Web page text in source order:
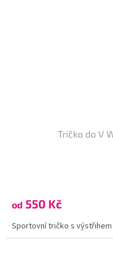
Tričko do V
od 550 Kč
Sportovní tričko s